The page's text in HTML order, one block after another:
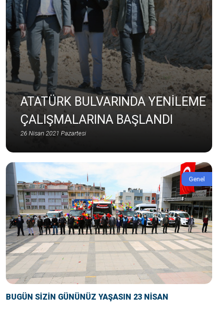
ATATÜRK BULVARINDA YENİLEME
ÇALIŞMALARINA BAŞLANDI
26 Nisan 2021 Pazartesi
Genel
BUGÜN SİZİN GÜNÜNÜZ YAŞASIN 23 NİSAN